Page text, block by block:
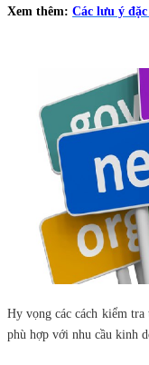
Xem thêm: Các lưu ý
Hy vọng các cách kiểm
phù hợp với nhu cầu kinh